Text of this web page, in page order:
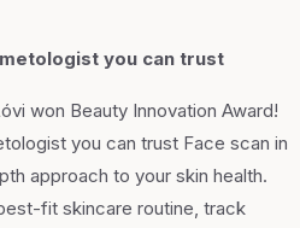
you can trust
won Beauty Innovation Award!
you can trust Face scan in
approach to your skin health.
fit skincare routine, track